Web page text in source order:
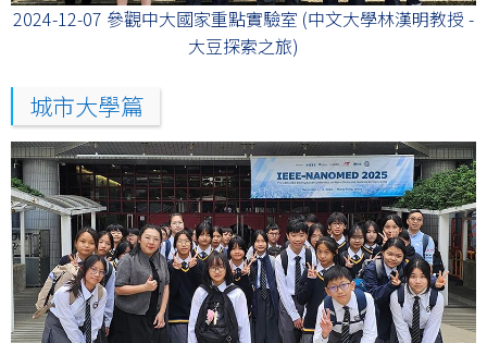
2024-12-07 參觀中大國家重點實驗室 (中文大學林漢明教授 -
大豆探索之旅)
城市大學篇